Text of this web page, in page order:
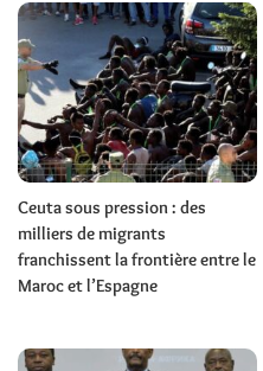
Ceuta sous pression : des
milliers de migrants
franchissent la frontière entre le
Maroc et l’Espagne